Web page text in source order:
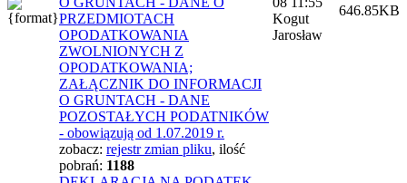
PRZEDMIOTACH
OPODATKOWANIA
ZWOLNIONYCH Z
OPODATKOWANIA;
ZAŁĄCZNIK DO INFORMACJI
O GRUNTACH - DANE
POZOSTAŁYCH PODATNIKÓW
- obowiązują od 1.07.2019 r.
zobacz: rejestr zmian pliku, ilość
pobrań: 1188
Kogut
Jarosław
646.85KB